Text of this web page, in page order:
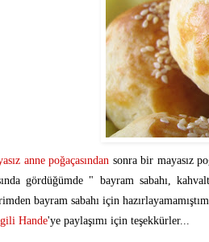
anne poğaçasından sonra bir mayasız
gördüğümde " bayram sabahı,
bayram sabahı için
Hande'ye paylaşımı için teşekkürler...